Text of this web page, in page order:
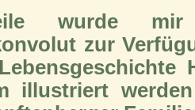
wurde
zur
illustriert